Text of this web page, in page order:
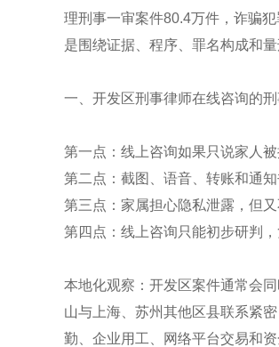
理刑事一审案件80.4万件，诈骗
是围绕证据、程序、罪名构成和
一、开发区刑事律师在线咨询的
第一点：线上咨询如果只说家人
第二点：截图、语音、转账和通
第三点：家属担心隐私泄露，但
第四点：线上咨询只能初步研判
本地化观察：开发区案件通常会
山与上海、苏州其他区县联系紧
勤、企业用工、网络平台交易和